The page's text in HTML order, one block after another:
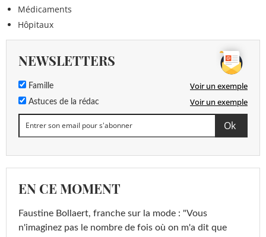
Médicaments
Hôpitaux
NEWSLETTERS
Famille Voir un exemple
Astuces de la rédac Voir un exemple
EN CE MOMENT
Faustine Bollaert, franche sur la mode : "Vous
n'imaginez pas le nombre de fois où on m'a dit que